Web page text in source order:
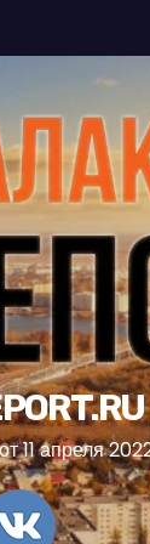
апреля